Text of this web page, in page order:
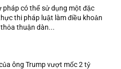
pháp có thể sử dụng một đặc
thi pháp luật làm điều khoản
thuận dàn...
ông Trump vượt mốc 2 tỷ